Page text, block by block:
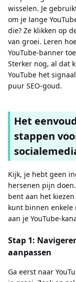
wisselen. Je
om je lange
die? Ze klikken op
van groei. Leren
YouTube-banner
Sterker nog, al dat
YouTube het
puur SEO-goud.
Het
stappen
Kijk, je hebt geen
hersenen pijn
bent aan het
kunt binnen enkele
aan je YouTube-
Stap 1:
aanpassen
Ga eerst naar